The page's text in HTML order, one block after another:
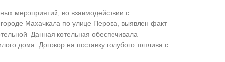
мероприятий, во взаимодействии с
Махачкала по улице Перова, выявлен факт
Данная котельная обеспечивала
дома. Договор на поставку голубого топлива с